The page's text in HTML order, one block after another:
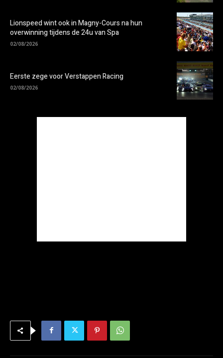
Lionspeed wint ook in Magny-Cours na hun
overwinning tijdens de 24u van Spa
02/08/2026
Eerste zege voor Verstappen Racing
02/08/2026